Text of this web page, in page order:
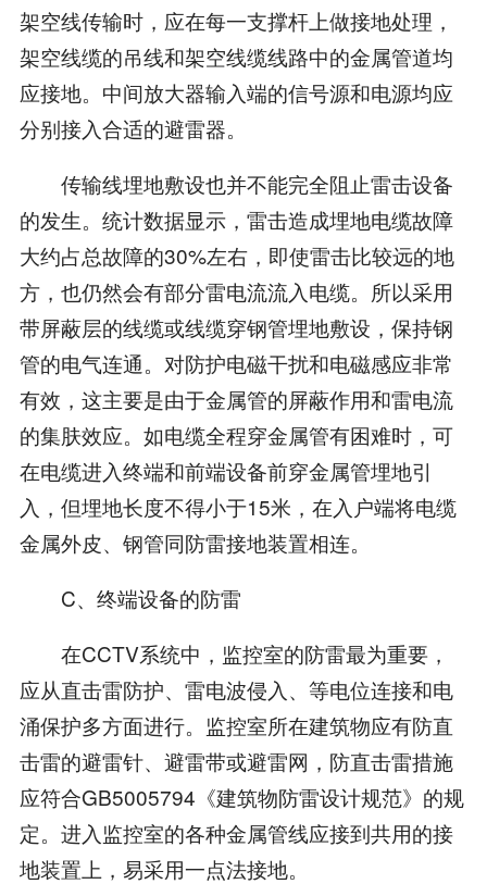
架空线传输时，应在每一支撑杆上做接地处理，
架空线缆的吊线和架空线缆线路中的金属管道均
应接地。中间放大器输入端的信号源和电源均应
分别接入合适的避雷器。
传输线埋地敷设也并不能完全阻止雷击设备
的发生。统计数据显示，雷击造成埋地电缆故障
大约占总故障的30%左右，即使雷击比较远的地
方，也仍然会有部分雷电流流入电缆。所以采用
带屏蔽层的线缆或线缆穿钢管埋地敷设，保持钢
管的电气连通。对防护电磁干扰和电磁感应非常
有效，这主要是由于金属管的屏蔽作用和雷电流
的集肤效应。如电缆全程穿金属管有困难时，可
在电缆进入终端和前端设备前穿金属管埋地引
入，但埋地长度不得小于15米，在入户端将电缆
金属外皮、钢管同防雷接地装置相连。
C、终端设备的防雷
在CCTV系统中，监控室的防雷最为重要，
应从直击雷防护、雷电波侵入、等电位连接和电
涌保护多方面进行。监控室所在建筑物应有防直
击雷的避雷针、避雷带或避雷网，防直击雷措施
应符合GB5005794《建筑物防雷设计规范》的规
定。进入监控室的各种金属管线应接到共用的接
地装置上，易采用一点法接地。